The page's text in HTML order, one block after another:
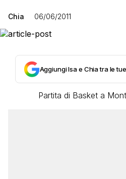
Chia 06/06/2011
Aggiungi Isa e Chia tra le
Partita di Basket a